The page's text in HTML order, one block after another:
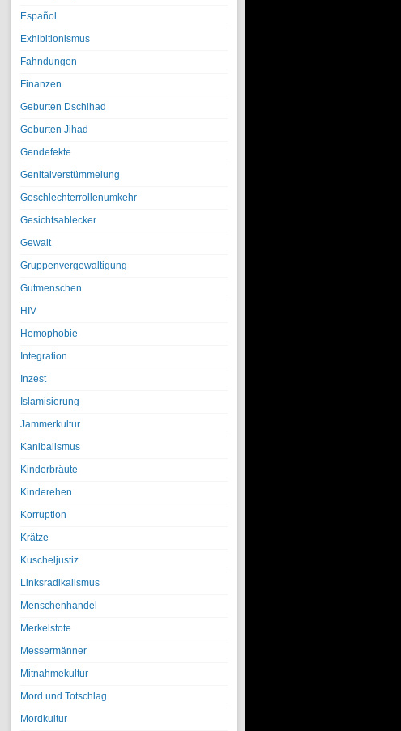
Español
Exhibitionismus
Fahndungen
Finanzen
Geburten Dschihad
Geburten Jihad
Gendefekte
Genitalverstümmelung
Geschlechterrollenumkehr
Gesichtsablecker
Gewalt
Gruppenvergewaltigung
Gutmenschen
HIV
Homophobie
Integration
Inzest
Islamisierung
Jammerkultur
Kanibalismus
Kinderbräute
Kinderehen
Korruption
Krätze
Kuscheljustiz
Linksradikalismus
Menschenhandel
Merkelstote
Messermänner
Mitnahmekultur
Mord und Totschlag
Mordkultur